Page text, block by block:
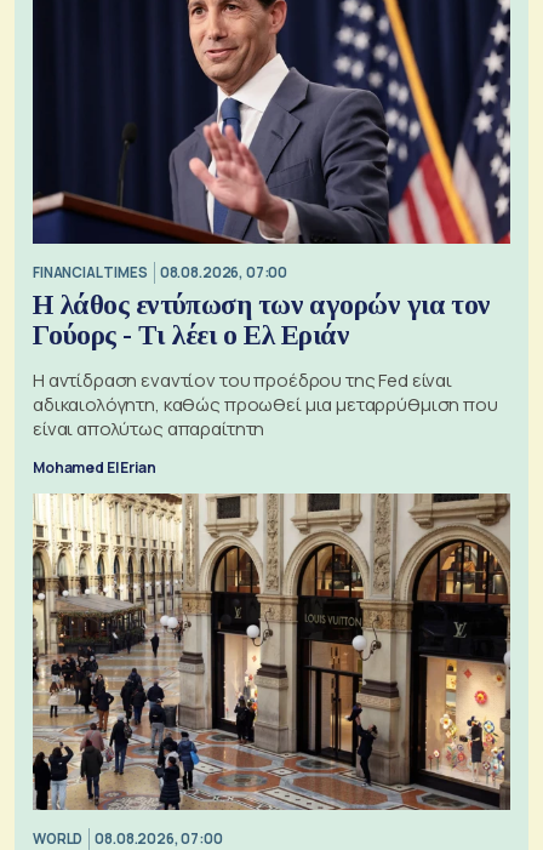
FINANCIAL TIMES 08.08.2026, 07:00
Η λάθος εντύπωση των αγορών για τον
Γούορς - Τι λέει ο Ελ Εριάν
Η αντίδραση εναντίον του προέδρου της Fed είναι
αδικαιολόγητη, καθώς προωθεί μια μεταρρύθμιση που
είναι απολύτως απαραίτητη
Mohamed El Erian
WORLD 08.08.2026, 07:00